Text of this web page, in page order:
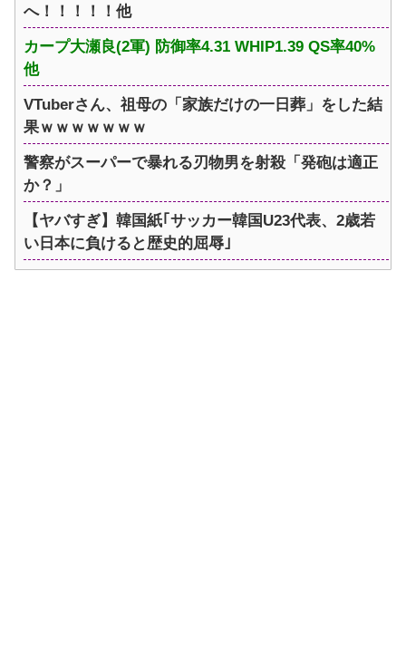
へ！！！！！他
カープ大瀬良(2軍) 防御率4.31 WHIP1.39 QS率40%
他
VTuberさん、祖母の「家族だけの一日葬」をした結
果ｗｗｗｗｗｗｗ
警察がスーパーで暴れる刃物男を射殺「発砲は適正
か？」
【ヤバすぎ】韓国紙｢サッカー韓国U23代表、2歳若
い日本に負けると歴史的屈辱｣